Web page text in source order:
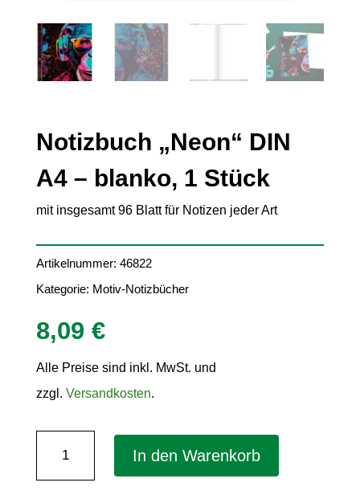
Notizbuch „Neon“ DIN
A4 – blanko, 1 Stück
mit insgesamt 96 Blatt für Notizen jeder Art
Artikelnummer: 46822
Kategorie: Motiv-Notizbücher
8,09 €
Alle Preise sind inkl. MwSt. und
zzgl. Versandkosten.
In den Warenkorb